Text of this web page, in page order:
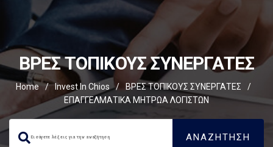
ΒΡΕΣ ΤΟΠΙΚΟΥΣ ΣΥΝΕΡΓΑΤΕΣ
Home / Invest In Chios / ΒΡΕΣ ΤΟΠΙΚΟΥΣ ΣΥΝΕΡΓΑΤΕΣ
/
ΕΠΑΓΓΕΛΜΑΤΙΚΑ ΜΗΤΡΩΑ ΛΟΓΙΣΤΩΝ